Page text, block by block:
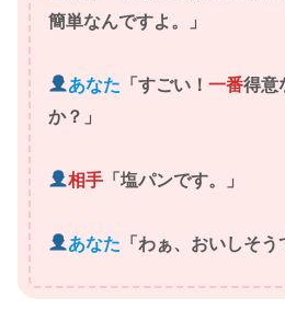
簡単なんですよ。」
あなた 「すごい！一番得意
か？ 」
相手 「塩パンです。」
あなた 「わぁ、おいしそう